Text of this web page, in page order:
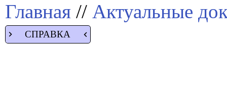
Главная // Актуальные
СПРАВКА